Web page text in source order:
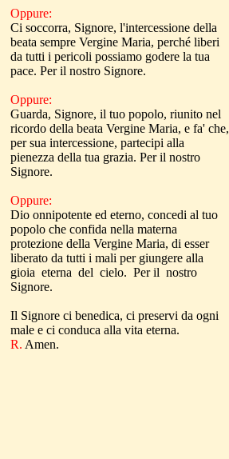
Oppure:
Ci soccorra, Signore, l'intercessione della
beata sempre Vergine Maria, perché liberi
da tutti i pericoli possiamo godere la tua
pace. Per il nostro Signore.
Oppure:
Guarda, Signore, il tuo popolo, riunito nel
ricordo della beata Vergine Maria, e fa' che,
per sua intercessione, partecipi alla
pienezza della tua grazia. Per il nostro
Signore.
Oppure:
Dio onnipotente ed eterno, concedi al tuo
popolo che confida nella materna
protezione della Vergine Maria, di esser
liberato da tutti i mali per giungere alla
gioia eterna del cielo. Per il nostro
Signore.
Il Signore ci benedica, ci preservi da ogni
male e ci conduca alla vita eterna.
R. Amen.